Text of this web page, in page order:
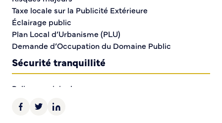
Taxe locale sur la Publicité Extérieure
Éclairage public
Plan Local d’Urbanisme (PLU)
Demande d’Occupation du Domaine Public
Sécurité tranquillité
Police municipale
Tranquillité vacances